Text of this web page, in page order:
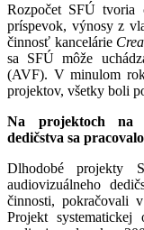
Rozpočet SFÚ tvoria
príspevok, výnosy z
činnosť kancelárie
sa SFÚ môže
(AVF). V minulom
projektov, všetky boli
Na projektoch na
dedičstva sa
Dlhodobé projekty
audiovizuálneho
činnosti, pokračovali
Projekt systematickej